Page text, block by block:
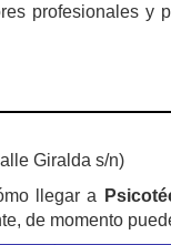
profesionales y
Giralda s/n)
llegar a
de momento